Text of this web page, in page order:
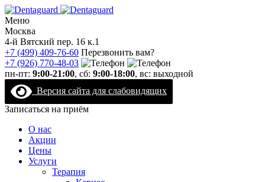
Меню
Москва
4-й Вятский пер. 16 к.1
+7 (499) 409-76-60 Перезвонить вам?
+7 (926) 770-48-03
пн-пт: 9:00-21:00, сб: 9:00-18:00, вс: выходной
Версия сайта для слабовидящих
Записаться на приём
О нас
Акции
Цены
Услуги
Терапия